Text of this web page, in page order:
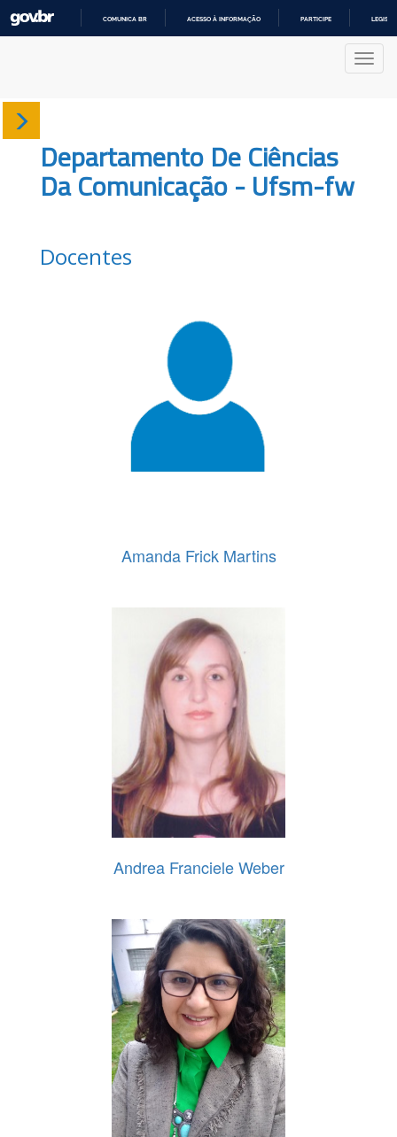
COMUNICA BR ACESSO À INFORMAÇÃO PARTICIPE
Sobre
Docentes
Projetos
Departamento De Ciências
Da Comunicação - Ufsm-fw
Docentes
Amanda Frick Martins
Andrea Franciele Weber